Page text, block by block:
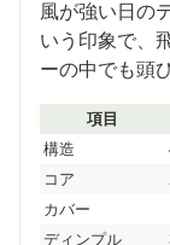
風が強い日の
いう印象で、
ーの中でも頭
項目
構造
コア
カバー
ディンプル